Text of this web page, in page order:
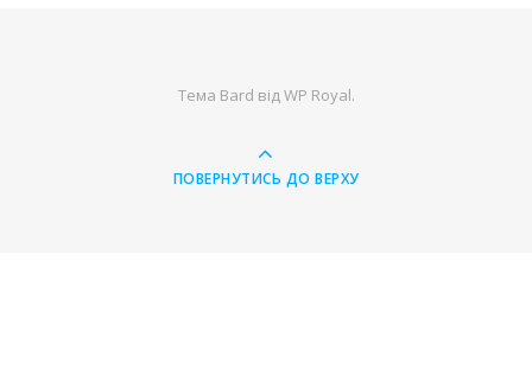
Тема Bard відWP Royal.
ПОВЕРНУТИСЬ ДО ВЕРХУ